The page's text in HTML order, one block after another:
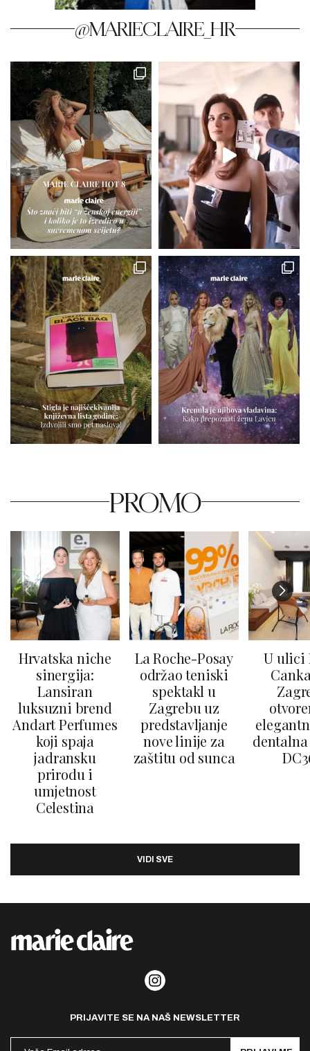
@MARIECLAIRE_HR
PROMO
Hrvatska niche
sinergija:
Lansiran
luksuzni brend
Andart Perfumes
koji spaja
jadransku
prirodu i
umjetnost
Celestina
La Roche-Posay
održao teniski
spektakl u
Zagrebu uz
predstavljanje
nove linije za
zaštitu od sunca
U ulici
VIDI SVE
PRIJAVITE SE NA NAŠ NEWSLETTER